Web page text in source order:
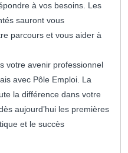
à vos besoins. Les
sauront vous
parcours et vous aider à
votre avenir professionnel
avec Pôle Emploi. La
la différence dans votre
aujourd’hui les premières
et le succès